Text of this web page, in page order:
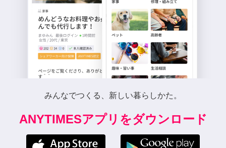
みんなでつくる、新しい暮らしかた。
ANYTIMESアプリをダウンロード